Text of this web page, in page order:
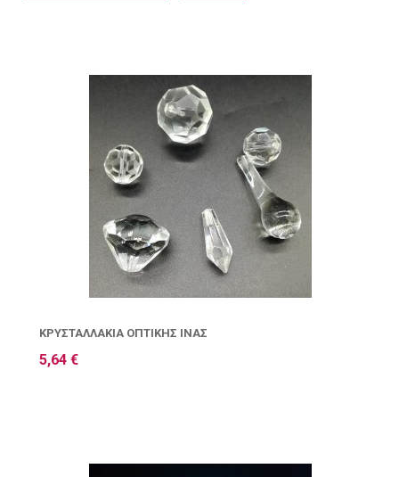
ΚΡΥΣΤΑΛΛΆΚΙΑ ΟΠΤΙΚΉΣ ΊΝΑΣ
5,64 €